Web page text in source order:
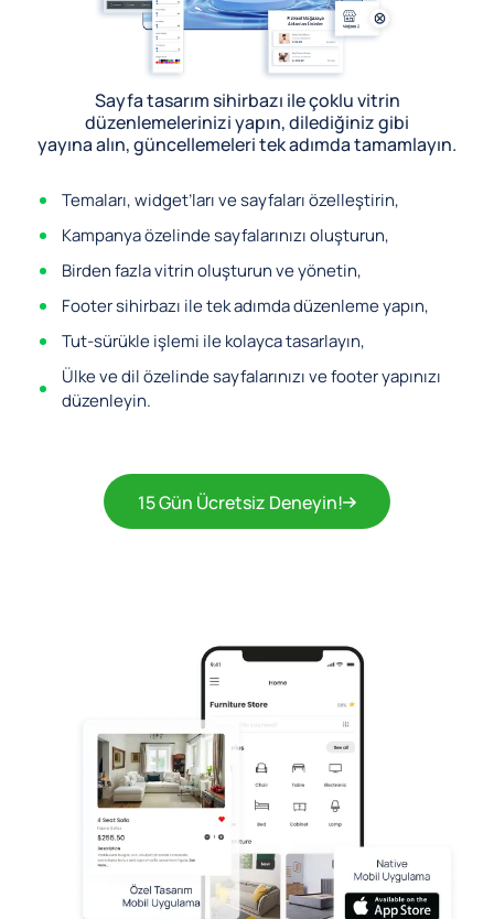
Sayfa tasarım sihirbazı ile çoklu vitrin
düzenlemelerinizi yapın, dilediğiniz gibi
yayına alın, güncellemeleri tek adımda tamamlayın.
Temaları, widget’ları ve sayfaları özelleştirin,
Kampanya özelinde sayfalarınızı oluşturun,
Birden fazla vitrin oluşturun ve yönetin,
Footer sihirbazı ile tek adımda düzenleme yapın,
Tut-sürükle işlemi ile kolayca tasarlayın,
Ülke ve dil özelinde sayfalarınızı ve footer yapınızı
düzenleyin.
15 Gün Ücretsiz Deneyin!